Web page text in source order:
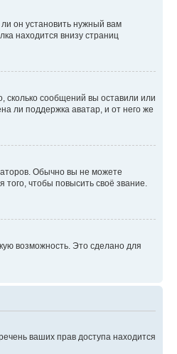
он установить нужный вам
находится внизу страниц
сколько сообщений вы оставили или
ли поддержка аватар, и от него же
Обычно вы не можете
чтобы повысить своё звание.
возможность. Это сделано для
ваших прав доступа находится